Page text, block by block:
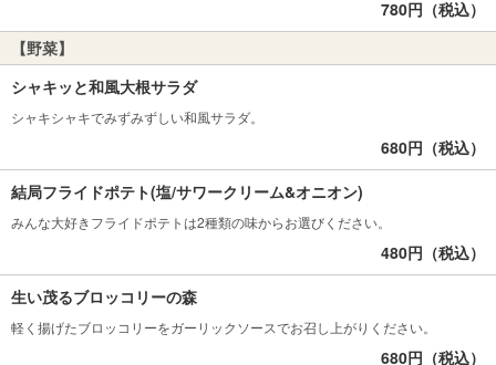
780円（税込）
【野菜】
シャキッと和風大根サラダ
シャキシャキでみずみずしい和風サラダ。
680円（税込）
結局フライドポテト(塩/サワークリーム&オニオン)
みんな大好きフライドポテトは2種類の味からお選びください。
480円（税込）
生い茂るブロッコリーの森
軽く揚げたブロッコリーをガーリックソースでお召し上がりください。
680円（税込）